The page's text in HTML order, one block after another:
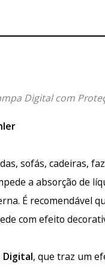
Digital com
sofás, cadeiras,
a absorção de
É recomendável
com efeito
Digital, que traz um